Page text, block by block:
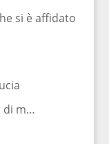
si è affidato
di m…